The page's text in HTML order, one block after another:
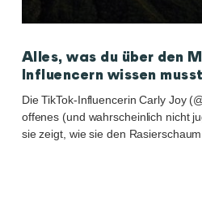
Alles, was du über den
Influencern wissen musst
Die TikTok-Influencerin Carly Joy
offenes (und wahrscheinlich nicht
sie zeigt, wie sie den